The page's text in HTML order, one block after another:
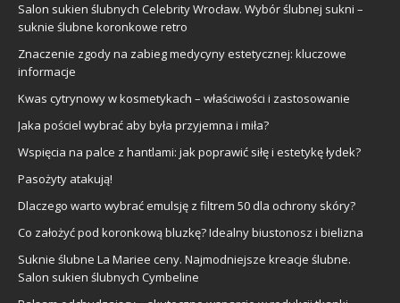
Salon sukien ślubnych Celebrity Wrocław. Wybór ślubnej sukni –
suknie ślubne koronkowe retro
Znaczenie zgody na zabieg medycyny estetycznej: kluczowe
informacje
Kwas cytrynowy w kosmetykach – właściwości i zastosowanie
Jaka pościel wybrać aby była przyjemna i miła?
Wspięcia na palce z hantlami: jak poprawić siłę i estetykę łydek?
Pasożyty atakują!
Dlaczego warto wybrać emulsję z filtrem 50 dla ochrony skóry?
Co założyć pod koronkową bluzkę? Idealny biustonosz i bielizna
Suknie ślubne La Mariee ceny. Najmodniejsze kreacje ślubne.
Salon sukien ślubnych Cymbeline